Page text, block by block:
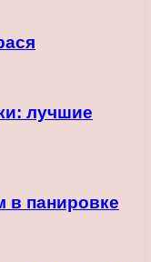
лучшие
в панировке